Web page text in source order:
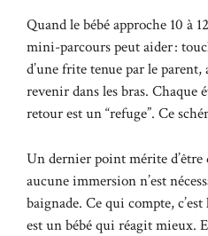
Quand le bébé approche 10 à
mini-parcours peut aider :
d’une frite tenue par le
revenir dans les bras. Chaque
retour est un “refuge”. Ce
Un dernier point mérite d’être
aucune immersion n’est
baignade. Ce qui compte, c’est
est un bébé qui réagit mieux.